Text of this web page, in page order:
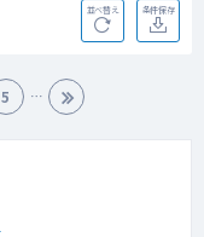
並べ替え 条件保存
5